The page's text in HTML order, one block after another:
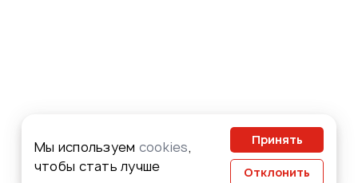
Мы используем cookies,
чтобы стать лучше
Принять
Отклонить